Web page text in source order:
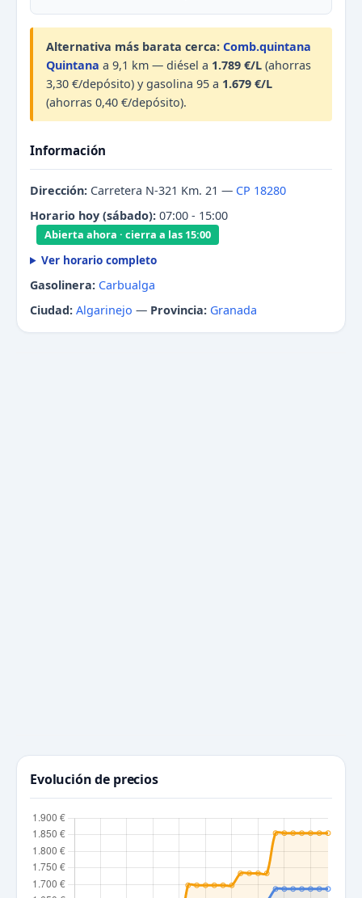
Alternativa más barata cerca: Comb.quintana
Quintana a 9,1 km — diésel a 1.789 €/L (ahorras
3,30 €/depósito) y gasolina 95 a 1.679 €/L
(ahorras 0,40 €/depósito).
Información
Dirección: Carretera N-321 Km. 21 — CP 18280
Horario hoy (sábado): 07:00 - 15:00
Abierta ahora · cierra a las 15:00
Ver horario completo
Gasolinera: Carbualga
Ciudad: Algarinejo — Provincia: Granada
Evolución de precios